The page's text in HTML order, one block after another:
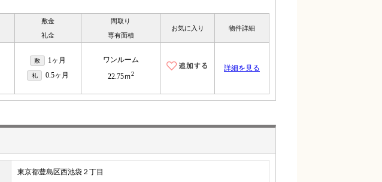
敷金
礼金
間取り
専有面積
お気に入り 物件詳細
敷 1ヶ月
礼 0.5ヶ月
ワンルーム
22.75ｍ2
詳細を見る
東京都豊島区西池袋２丁目